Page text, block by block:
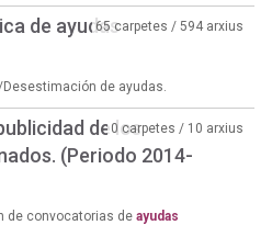
de ayudas65 carpetes / 594 arxius
de ayudas.
de los
(Periodo 2014-
0 carpetes / 10 arxius
de convocatorias de ayudas